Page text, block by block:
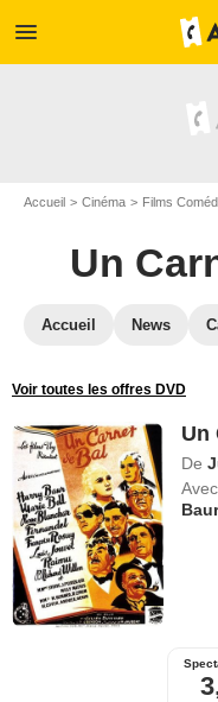
menu
Accueil Cinéma Films
Un
Accueil News
Voir toutes les offres DVD
Un
De
Avec